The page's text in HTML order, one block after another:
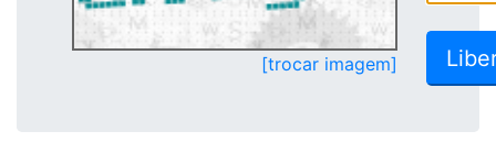
[trocar imagem]